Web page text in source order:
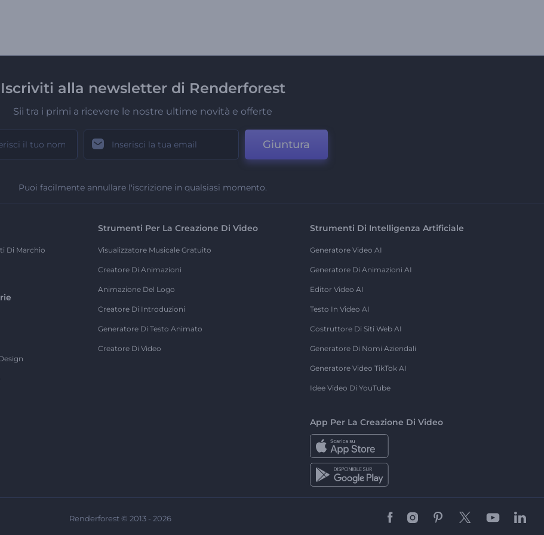
Iscriviti alla newsletter di Renderforest
Sii tra i primi a ricevere le nostre ultime novità e offerte
Giuntura
Puoi facilmente annullare l'iscrizione in qualsiasi momento.
Di Marchio
Strumenti Per La Creazione Di Video
Visualizzatore Musicale Gratuito
Creatore Di Animazioni
Animazione Del Logo
Creatore Di Introduzioni
Generatore Di Testo Animato
Creatore Di Video
Strumenti Di Intelligenza Artificiale
Generatore Video AI
Generatore Di Animazioni AI
Editor Video AI
Testo In Video AI
Costruttore Di Siti Web AI
Generatore Di Nomi Aziendali
Generatore Video TikTok AI
Idee Video Di YouTube
App Per La Creazione Di Video
Renderforest © 2013 - 2026